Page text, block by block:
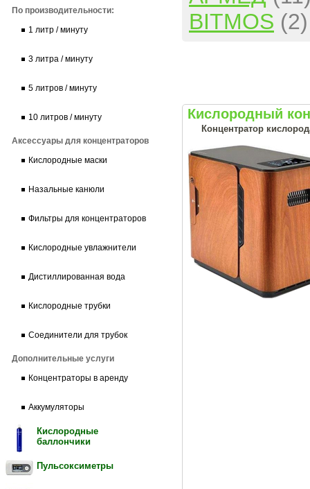
По производительности:
1 литр / минуту
3 литра / минуту
5 литров / минуту
10 литров / минуту
Аксессуары для концентраторов
Кислородные маски
Назальные канюли
Фильтры для концентраторов
Кислородные увлажнители
Дистиллированная вода
Кислородные трубки
Соединители для трубок
Дополнительные услуги
Концентраторы в аренду
Аккумуляторы
Кислородные
баллончики
Пульсоксиметры
BITMOS (2)
Кислородный
Концентратор